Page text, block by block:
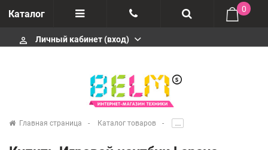
Каталог
Отзывы
0
perm_identity Личный кабинет (вход)
Главная страница Каталог товаров .....